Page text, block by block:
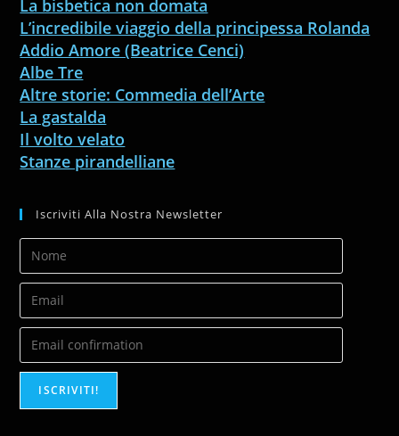
La bisbetica non domata
L’incredibile viaggio della principessa Rolanda
Addio Amore (Beatrice Cenci)
Albe Tre
Altre storie: Commedia dell’Arte
La gastalda
Il volto velato
Stanze pirandelliane
Iscriviti Alla Nostra Newsletter
ISCRIVITI!